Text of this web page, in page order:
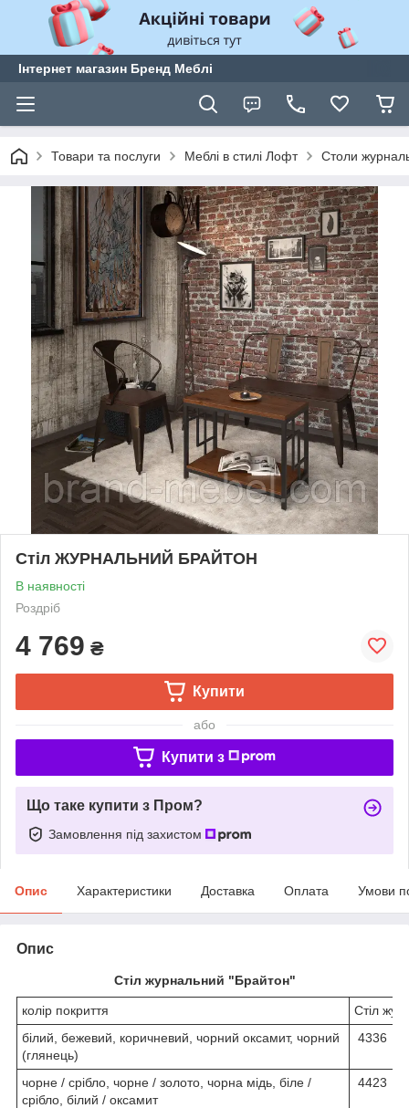
Інтернет магазин Бренд Меблі
Товари та послуги Меблі в стилі Лофт Столи
Стіл ЖУРНАЛЬНИЙ БРАЙТОН
В наявності
Роздріб
4 769 ₴
Купити
або
Купити з
Що таке купити з Пром?
Замовлення під захистом
Опис Характеристики Доставка Оплата Умови
Опис
Стіл журнальний "Брайтон"
колір покриття
Стіл
білий, бежевий, коричневий, чорний оксамит, чорний
(глянець)
4336
чорне / срібло, чорне / золото, чорна мідь, біле /
срібло, білий / оксамит
4423